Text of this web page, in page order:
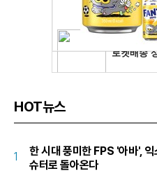
HOT뉴스
1
한 시대 풍미한 FPS '아바', 익
슈터로 돌아온다